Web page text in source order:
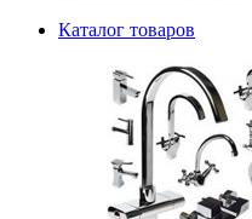
Каталог товаров